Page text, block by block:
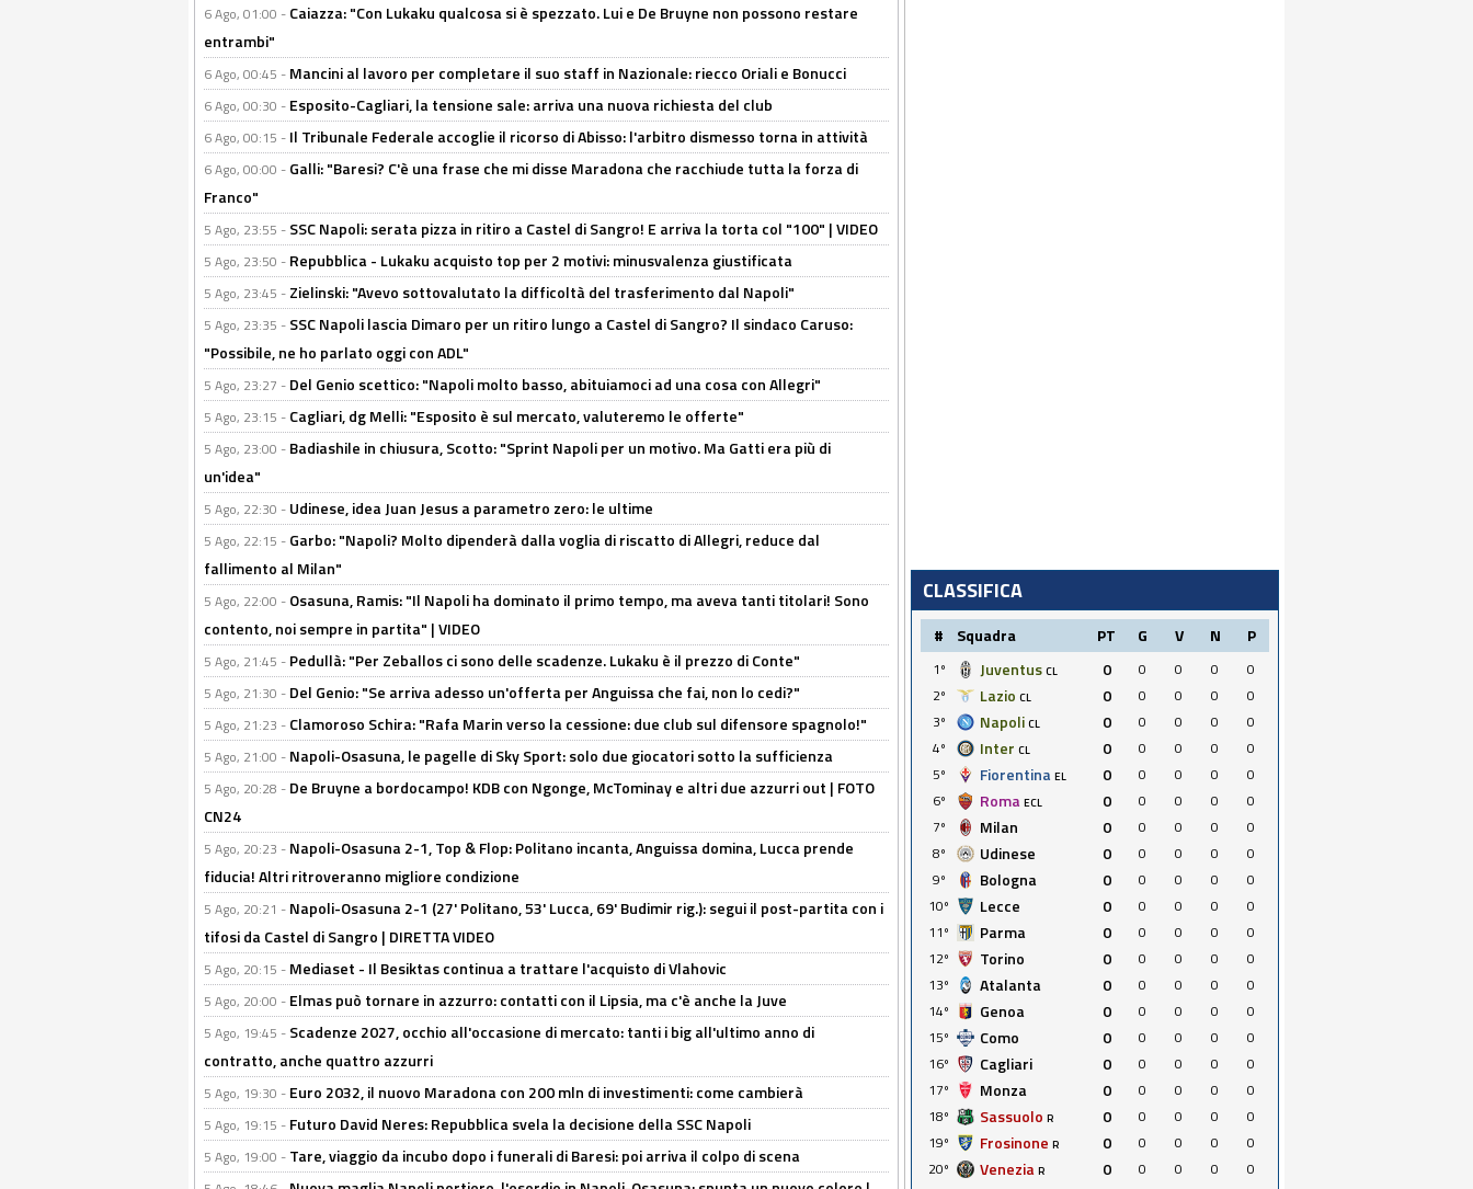
6 Ago, 01:00 - Caiazza: "Con Lukaku qualcosa si è spezzato. Lui e De Bruyne non possono restare
entrambi"
6 Ago, 00:45 - Mancini al lavoro per completare il suo staff in Nazionale: riecco Oriali e Bonucci
6 Ago, 00:30 - Esposito-Cagliari, la tensione sale: arriva una nuova richiesta del club
6 Ago, 00:15 - Il Tribunale Federale accoglie il ricorso di Abisso: l'arbitro dismesso torna in attività
6 Ago, 00:00 - Galli: "Baresi? C'è una frase che mi disse Maradona che racchiude tutta la forza di
Franco"
5 Ago, 23:55 - SSC Napoli: serata pizza in ritiro a Castel di Sangro! E arriva la torta col "100" | VIDEO
5 Ago, 23:50 - Repubblica - Lukaku acquisto top per 2 motivi: minusvalenza giustificata
5 Ago, 23:45 - Zielinski: "Avevo sottovalutato la difficoltà del trasferimento dal Napoli"
5 Ago, 23:35 - SSC Napoli lascia Dimaro per un ritiro lungo a Castel di Sangro? Il sindaco Caruso:
"Possibile, ne ho parlato oggi con ADL"
5 Ago, 23:27 - Del Genio scettico: "Napoli molto basso, abituiamoci ad una cosa con Allegri"
5 Ago, 23:15 - Cagliari, dg Melli: "Esposito è sul mercato, valuteremo le offerte"
5 Ago, 23:00 - Badiashile in chiusura, Scotto: "Sprint Napoli per un motivo. Ma Gatti era più di
un'idea"
5 Ago, 22:30 - Udinese, idea Juan Jesus a parametro zero: le ultime
5 Ago, 22:15 - Garbo: "Napoli? Molto dipenderà dalla voglia di riscatto di Allegri, reduce dal
fallimento al Milan"
5 Ago, 22:00 - Osasuna, Ramis: "Il Napoli ha dominato il primo tempo, ma aveva tanti titolari! Sono
contento, noi sempre in partita" | VIDEO
5 Ago, 21:45 - Pedullà: "Per Zeballos ci sono delle scadenze. Lukaku è il prezzo di Conte"
5 Ago, 21:30 - Del Genio: "Se arriva adesso un'offerta per Anguissa che fai, non lo cedi?"
5 Ago, 21:23 - Clamoroso Schira: "Rafa Marin verso la cessione: due club sul difensore spagnolo!"
5 Ago, 21:00 - Napoli-Osasuna, le pagelle di Sky Sport: solo due giocatori sotto la sufficienza
5 Ago, 20:28 - De Bruyne a bordocampo! KDB con Ngonge, McTominay e altri due azzurri out | FOTO
CN24
5 Ago, 20:23 - Napoli-Osasuna 2-1, Top & Flop: Politano incanta, Anguissa domina, Lucca prende
fiducia! Altri ritroveranno migliore condizione
5 Ago, 20:21 - Napoli-Osasuna 2-1 (27' Politano, 53' Lucca, 69' Budimir rig.): segui il post-partita con i
tifosi da Castel di Sangro | DIRETTA VIDEO
5 Ago, 20:15 - Mediaset - Il Besiktas continua a trattare l'acquisto di Vlahovic
5 Ago, 20:00 - Elmas può tornare in azzurro: contatti con il Lipsia, ma c'è anche la Juve
5 Ago, 19:45 - Scadenze 2027, occhio all'occasione di mercato: tanti i big all'ultimo anno di
contratto, anche quattro azzurri
5 Ago, 19:30 - Euro 2032, il nuovo Maradona con 200 mln di investimenti: come cambierà
5 Ago, 19:15 - Futuro David Neres: Repubblica svela la decisione della SSC Napoli
5 Ago, 19:00 - Tare, viaggio da incubo dopo i funerali di Baresi: poi arriva il colpo di scena
CLASSIFICA
# Squadra PT G V N P
1º Juventus CL 0 0 0 0
0
2º
Lazio CL 0 0 0 0
0
3º
Napoli CL 0 0 0 0
0
4º
Inter CL 0 0 0 0
0
5º
Fiorentina EL 0 0 0 0
0
6º
Roma ECL 0 0 0 0
0
7º
Milan 0 0 0 0
0
8º
Udinese 0 0 0 0
0
9º
Bologna 0 0 0 0
0
10º
Lecce 0 0 0 0
0
11º
Parma 0 0 0 0
0
12º
Torino 0 0 0 0
0
13º
Atalanta 0 0 0 0
0
14º
Genoa 0 0 0 0
0
15º
Como 0 0 0 0
0
16º
Cagliari 0 0 0 0
0
17º
Monza 0 0 0 0
0
18º
Sassuolo R 0 0 0 0
0
19º
Frosinone R 0 0 0 0
0
20º
Venezia R 0 0 0 0 0